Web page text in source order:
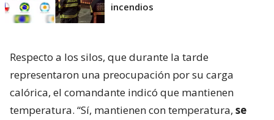
incendios
Respecto a los silos, que durante la tarde
representaron una preocupación por su carga
calórica, el comandante indicó que mantienen
temperatura. “Sí, mantienen con temperatura, se